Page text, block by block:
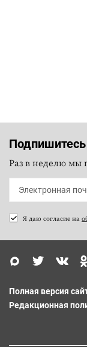
Раз в неделю мы
Я даю согласие на
Полная версия
Редакционная